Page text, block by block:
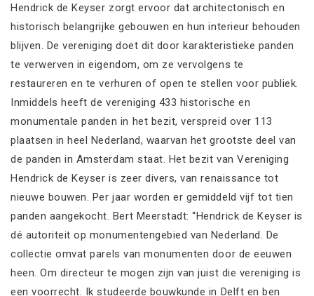
Hendrick de Keyser zorgt ervoor dat architectonisch en
historisch belangrijke gebouwen en hun interieur behouden
blijven. De vereniging doet dit door karakteristieke panden
te verwerven in eigendom, om ze vervolgens te
restaureren en te verhuren of open te stellen voor publiek.
Inmiddels heeft de vereniging 433 historische en
monumentale panden in het bezit, verspreid over 113
plaatsen in heel Nederland, waarvan het grootste deel van
de panden in Amsterdam staat. Het bezit van Vereniging
Hendrick de Keyser is zeer divers, van renaissance tot
nieuwe bouwen. Per jaar worden er gemiddeld vijf tot tien
panden aangekocht. Bert Meerstadt: “Hendrick de Keyser is
dé autoriteit op monumentengebied van Nederland. De
collectie omvat parels van monumenten door de eeuwen
heen. Om directeur te mogen zijn van juist die vereniging is
een voorrecht. Ik studeerde bouwkunde in Delft en ben